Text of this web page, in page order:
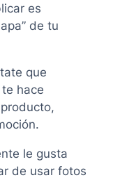
es
de tu
que
hace
le gusta
de usar fotos